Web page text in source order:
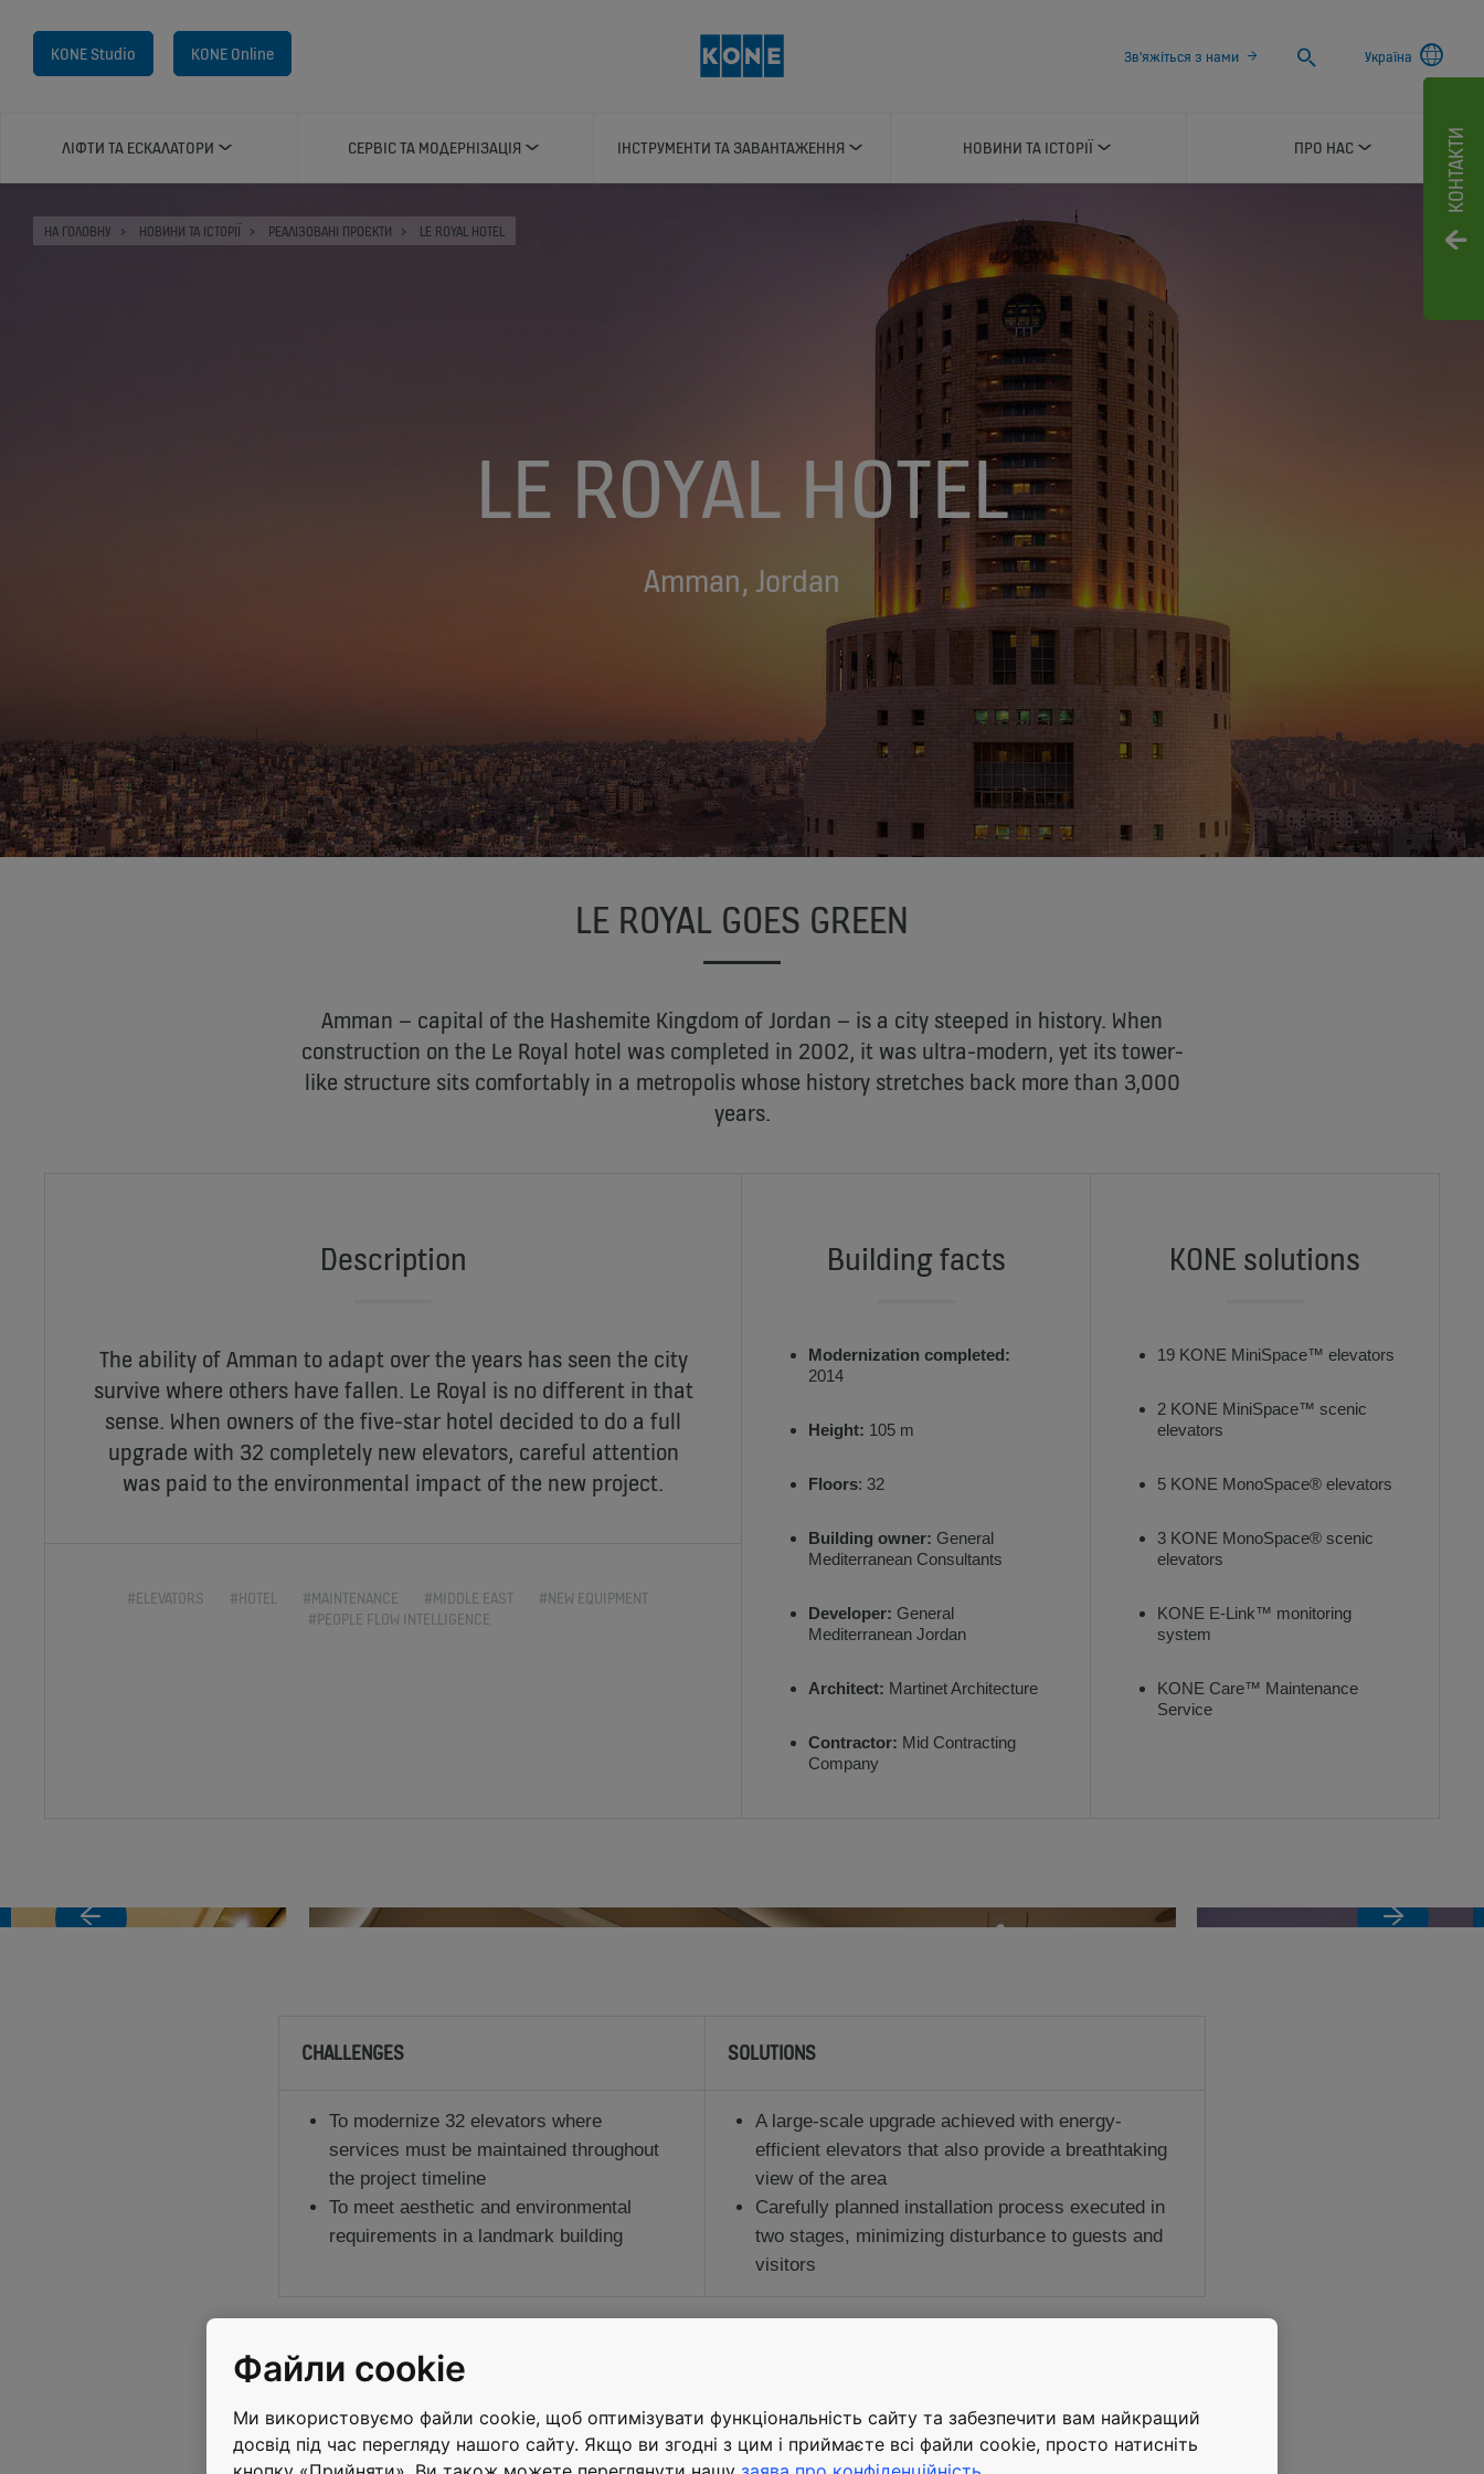
КОНТАКТИ
KONE Studio KONE Online Зв'яжіться з нами
Search
Україна
ЛІФТИ ТА ЕСКАЛАТОРИ СЕРВІС ТА МОДЕРНІЗАЦІЯ ІНСТРУМЕНТИ ТА ЗАВАНТАЖЕННЯ НОВИНИ ТА ІСТОРІЇ ПРО НАС
НА ГОЛОВНУ НОВИНИ ТА ІСТОРІЇ РЕАЛІЗОВАНІ ПРОЄКТИ LE ROYAL HOTEL
LE ROYAL HOTEL
Amman, Jordan
LE ROYAL GOES GREEN
Amman – capital of the Hashemite Kingdom of Jordan – is a city steeped in history. When
construction on the Le Royal hotel was completed in 2002, it was ultra-modern, yet its tower-
like structure sits comfortably in a metropolis whose history stretches back more than 3,000
years.
Description
The ability of Amman to adapt over the years has seen the city
survive where others have fallen. Le Royal is no different in that
sense. When owners of the five-star hotel decided to do a full
upgrade with 32 completely new elevators, careful attention
was paid to the environmental impact of the new project.
#ELEVATORS #HOTEL #MAINTENANCE #MIDDLE EAST
#NEW EQUIPMENT
#PEOPLE FLOW INTELLIGENCE
Building facts
Modernization completed:
2014
Height: 105 m
Floors: 32
Building owner: General
Mediterranean Consultants
Developer: General
Mediterranean Jordan
Architect: Martinet Architecture
Contractor: Mid Contracting
Company
KONE solutions
19 KONE MiniSpace™ elevators
2 KONE MiniSpace™ scenic
elevators
5 KONE MonoSpace® elevators
3 KONE MonoSpace® scenic
elevators
KONE E-Link™ monitoring
system
KONE Care™ Maintenance
Service
CHALLENGES SOLUTIONS
To modernize 32 elevators where
services must be maintained throughout
the project timeline
To meet aesthetic and environmental
requirements in a landmark building
A large-scale upgrade achieved with energy-
efficient elevators that also provide a breathtaking
view of the area
Carefully planned installation process executed in
two stages, minimizing disturbance to guests and
visitors
Download reference case
Файли cookie
Ми використовуємо файли cookie, щоб оптимізувати функціональність сайту та забезпечити вам найкращий
досвід під час перегляду нашого сайту. Якщо ви згодні з цим і приймаєте всі файли cookie, просто натисніть